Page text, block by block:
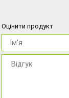
Оцінити продукт